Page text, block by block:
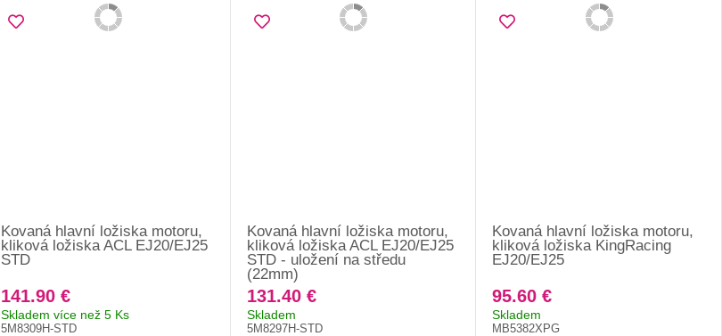
Kovaná hlavní ložiska motoru,
kliková ložiska ACL EJ20/EJ25
STD
141.90 €
Skladem více než 5 Ks
5M8309H-STD
Kovaná hlavní ložiska motoru,
kliková ložiska ACL EJ20/EJ25
STD - uložení na středu
(22mm)
131.40 €
Skladem
5M8297H-STD
Kovaná hlavní ložiska motoru,
kliková ložiska KingRacing
EJ20/EJ25
95.60 €
Skladem
MB5382XPG